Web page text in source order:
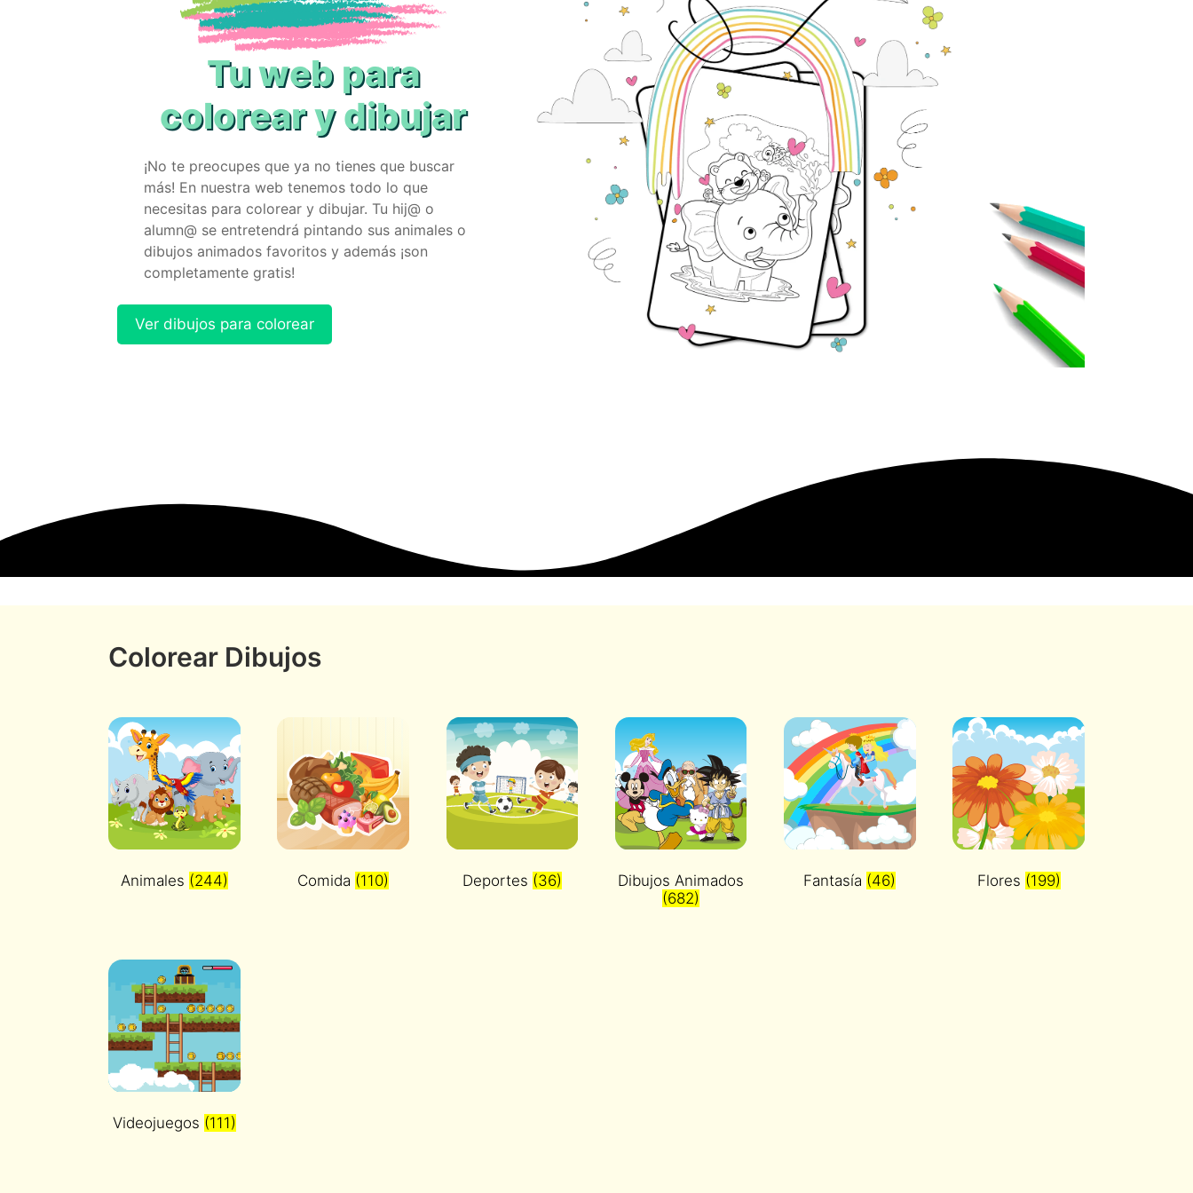
Tu web para
colorear y dibujar
¡No te preocupes que ya no tienes que buscar
más! En nuestra web tenemos todo lo que
necesitas para colorear y dibujar. Tu hij@ o
alumn@ se entretendrá pintando sus animales o
dibujos animados favoritos y además ¡son
completamente gratis!
Ver dibujos para colorear
Colorear Dibujos
Animales (244) Comida (110) Deportes (36)
Dibujos Animados
(682)
Fantasía (46) Flores (199)
Videojuegos (111)